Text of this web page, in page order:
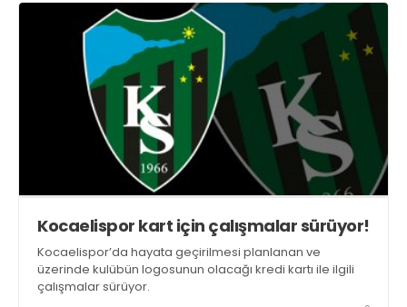
Kocaelispor kart için çalışmalar sürüyor!
Kocaelispor’da hayata geçirilmesi planlanan ve
üzerinde kulübün logosunun olacağı kredi kartı ile ilgili
çalışmalar sürüyor.